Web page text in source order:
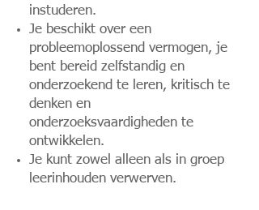
instuderen.
Je beschikt over een
probleemoplossend vermogen, je
bent bereid zelfstandig en
onderzoekend te leren, kritisch te
denken en
onderzoeksvaardigheden te
ontwikkelen.
Je kunt zowel alleen als in groep
leerinhouden verwerven.